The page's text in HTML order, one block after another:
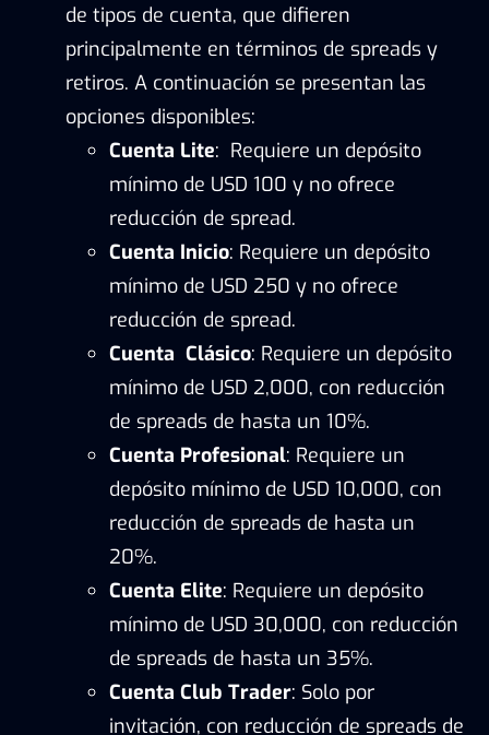
de tipos de cuenta, que difieren
principalmente en términos de spreads y
retiros. A continuación se presentan las
opciones disponibles:
Cuenta Lite: Requiere un depósito
mínimo de USD 100 y no ofrece
reducción de spread.
Cuenta Inicio: Requiere un depósito
mínimo de USD 250 y no ofrece
reducción de spread.
Cuenta Clásico: Requiere un depósito
mínimo de USD 2,000, con reducción
de spreads de hasta un 10%.
Cuenta Profesional: Requiere un
depósito mínimo de USD 10,000, con
reducción de spreads de hasta un
20%.
Cuenta Elite: Requiere un depósito
mínimo de USD 30,000, con reducción
de spreads de hasta un 35%.
Cuenta Club Trader: Solo por
invitación, con reducción de spreads de